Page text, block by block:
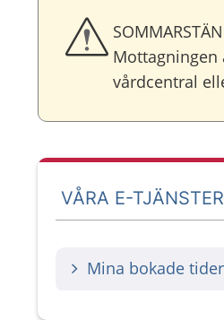
Mottagningen
vårdcentral
VÅRA E-TJÄNSTER
Mina bokade tider